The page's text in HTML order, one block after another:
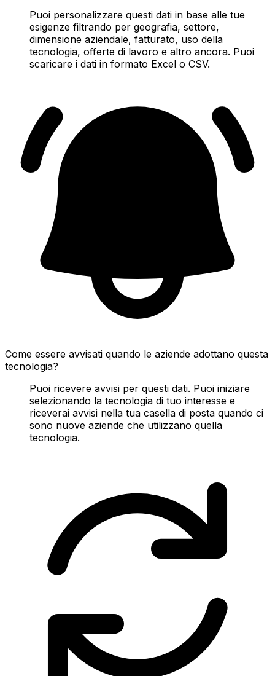
Puoi personalizzare questi dati in base alle tue
esigenze filtrando per geografia, settore,
dimensione aziendale, fatturato, uso della
tecnologia, offerte di lavoro e altro ancora. Puoi
scaricare i dati in formato Excel o CSV.
Come essere avvisati quando le aziende adottano questa
tecnologia?
Puoi ricevere avvisi per questi dati. Puoi iniziare
selezionando la tecnologia di tuo interesse e
riceverai avvisi nella tua casella di posta quando ci
sono nuove aziende che utilizzano quella
tecnologia.